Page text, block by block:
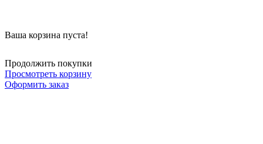
Ваша корзина пуста!
Продолжить покупки
Просмотреть корзину
Оформить заказ